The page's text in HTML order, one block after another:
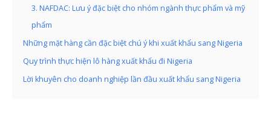
3. NAFDAC: Lưu ý đặc biệt cho nhóm ngành thực phẩm và mỹ
phẩm
Những mặt hàng cần đặc biệt chú ý khi xuất khẩu sang Nigeria
Quy trình thực hiện lô hàng xuất khẩu đi Nigeria
Lời khuyên cho doanh nghiệp lần đầu xuất khẩu sang Nigeria